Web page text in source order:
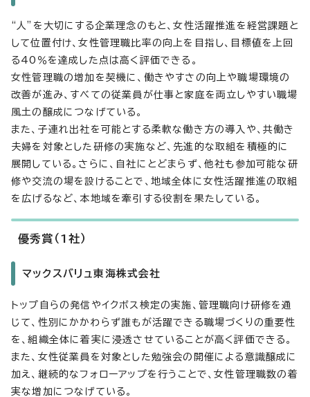
“人”を大切にする企業理念のもと、女性活躍推進を経営課題と
して位置付け、女性管理職比率の向上を目指し、目標値を上回
る40％を達成した点は高く評価できる。
女性管理職の増加を契機に、働きやすさの向上や職場環境の
改善が進み、すべての従業員が仕事と家庭を両立しやすい職場
風土の醸成につなげている。
また、子連れ出社を可能とする柔軟な働き方の導入や、共働き
夫婦を対象とした研修の実施など、先進的な取組を積極的に
展開している。さらに、自社にとどまらず、他社も参加可能な研
修や交流の場を設けることで、地域全体に女性活躍推進の取組
を広げるなど、本地域を牽引する役割を果たしている。
優秀賞（1社）
マックスバリュ東海株式会社
トップ自らの発信やイクボス検定の実施、管理職向け研修を通
じて、性別にかかわらず誰もが活躍できる職場づくりの重要性
を、組織全体に着実に浸透させていることが高く評価できる。
また、女性従業員を対象とした勉強会の開催による意識醸成に
加え、継続的なフォローアップを行うことで、女性管理職数の着
実な増加につなげている。